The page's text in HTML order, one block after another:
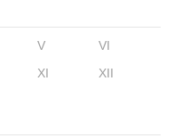
V
VI
XI XII